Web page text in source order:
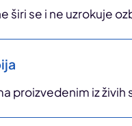
širi se i ne uzrokuje
proizvedenim iz